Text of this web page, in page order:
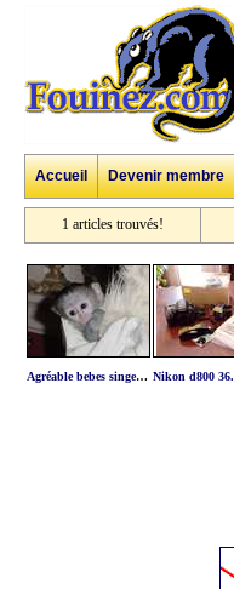
Accueil Devenir membre
1 articles trouvés!
Agréable bebes singes capucin a donner urgent!!